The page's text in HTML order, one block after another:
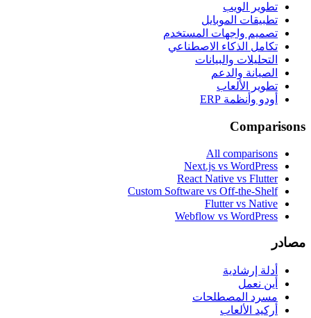
تطوير الويب
تطبيقات الموبايل
تصميم واجهات المستخدم
تكامل الذكاء الاصطناعي
التحليلات والبيانات
الصيانة والدعم
تطوير الألعاب
أودو وأنظمة ERP
Comparisons
All comparisons
Next.js vs WordPress
React Native vs Flutter
Custom Software vs Off-the-Shelf
Flutter vs Native
Webflow vs WordPress
مصادر
أدلة إرشادية
أين نعمل
مسرد المصطلحات
أركيد الألعاب